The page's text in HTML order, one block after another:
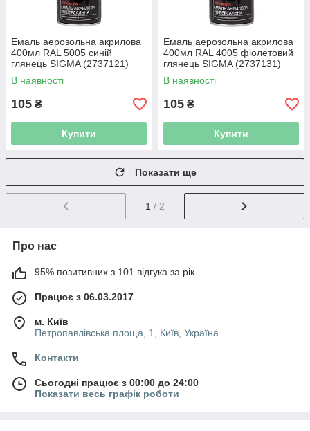
Емаль аерозольна акрилова
400мл RAL 5005 синій
глянець SIGMA (2737121)
В наявності
105 ₴
Купити
Емаль аерозольна акрилова
400мл RAL 4005 фіолетовий
глянець SIGMA (2737131)
В наявності
105 ₴
Купити
Показати ще
1 / 2
Про нас
95% позитивних з 101 відгука за рік
Працює з 06.03.2017
м. Київ
Петропавлівська площа, 1, Київ, Україна
Контакти
Сьогодні працює з 00:00 до 24:00
Показати весь графік роботи